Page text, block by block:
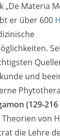
„De Materia
er über 600
und
(129-216
von
die Lehre